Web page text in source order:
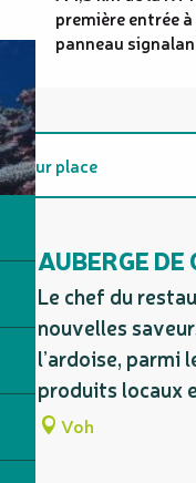
première entrée
panneau
Sur place
AUBERGE
Le chef du
nouvelles
l’ardoise, parmi
produits locaux
Voh